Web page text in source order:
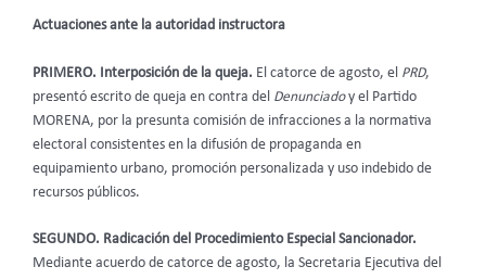
Actuaciones ante la autoridad instructora
PRIMERO. Interposición de la queja. El catorce de agosto, el PRD,
presentó escrito de queja en contra del Denunciadoy el Partido
MORENA, por la presunta comisión de infracciones a la normativa
electoral consistentes en la difusión de propaganda en
equipamiento urbano, promoción personalizada y uso indebido de
recursos públicos.
SEGUNDO. Radicación del Procedimiento Especial Sancionador.
Mediante acuerdo de catorce de agosto, la Secretaria Ejecutiva del